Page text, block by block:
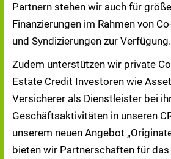
Partnern stehen wir auch für
Finanzierungen im Rahmen von
und Syndizierungen zur Verfügung.
Zudem unterstützen wir private
Estate Credit Investoren wie
Versicherer als Dienstleister bei
Geschäftsaktivitäten in unseren
unserem neuen Angebot
bieten wir Partnerschaften für das